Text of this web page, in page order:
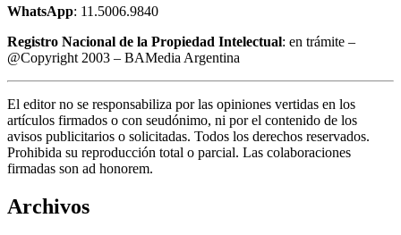
WhatsApp: 11.5006.9840
Registro Nacional de la Propiedad Intelectual: en trámite –
@Copyright 2003 – BAMedia Argentina
El editor no se responsabiliza por las opiniones vertidas en los
artículos firmados o con seudónimo, ni por el contenido de los
avisos publicitarios o solicitadas. Todos los derechos reservados.
Prohibida su reproducción total o parcial. Las colaboraciones
firmadas son ad honorem.
Archivos